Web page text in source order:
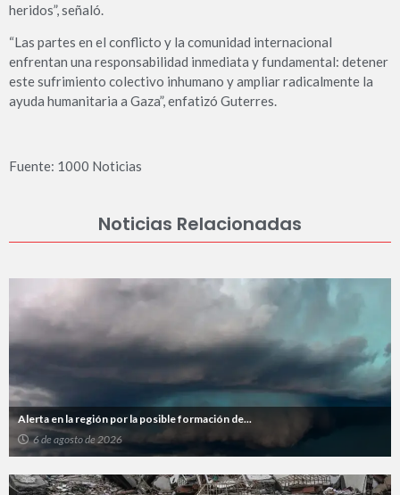
heridos”, señaló.
“Las partes en el conflicto y la comunidad internacional
enfrentan una responsabilidad inmediata y fundamental: detener
este sufrimiento colectivo inhumano y ampliar radicalmente la
ayuda humanitaria a Gaza”, enfatizó Guterres.
Fuente: 1000 Noticias
Noticias Relacionadas
Alerta en la región por la posible formación de...
6 de agosto de 2026